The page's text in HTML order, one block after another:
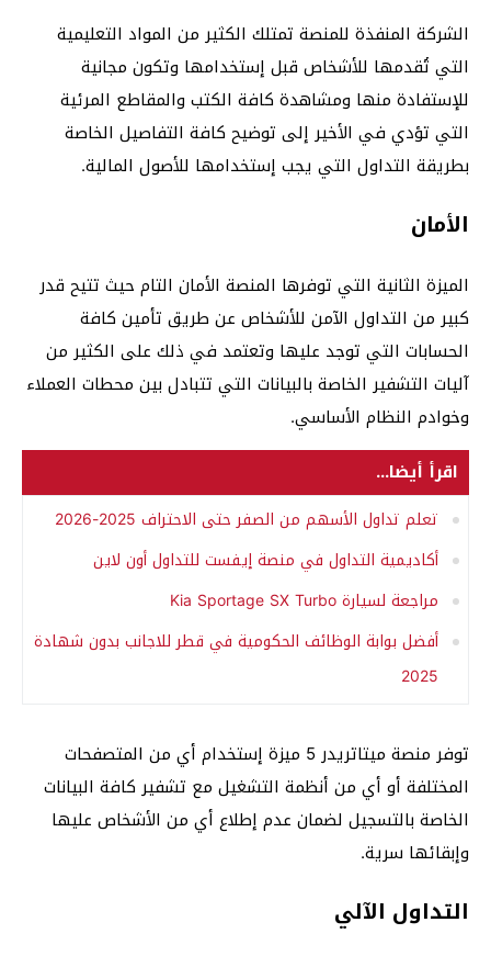
الشركة المنفذة للمنصة تمتلك الكثير من المواد التعليمية
التي تُقدمها للأشخاص قبل إستخدامها وتكون مجانية
للإستفادة منها ومشاهدة كافة الكتب والمقاطع المرئية
التي تؤدي في الأخير إلى توضيح كافة التفاصيل الخاصة
بطريقة التداول التي يجب إستخدامها للأصول المالية.
الأمان
الميزة الثانية التي توفرها المنصة الأمان التام حيث تتيح قدر
كبير من التداول الآمن للأشخاص عن طريق تأمين كافة
الحسابات التي توجد عليها وتعتمد في ذلك على الكثير من
آليات التشفير الخاصة بالبيانات التي تتبادل بين محطات العملاء
وخوادم النظام الأساسي.
اقرأ أيضا...
تعلم تداول الأسهم من الصفر حتى الاحتراف 2025-2026
أكاديمية التداول في منصة إيفست للتداول أون لاين
مراجعة لسيارة Kia Sportage SX Turbo
أفضل بوابة الوظائف الحكومية في قطر للاجانب بدون شهادة
2025
توفر منصة ميتاتريدر 5 ميزة إستخدام أي من المتصفحات
المختلفة أو أي من أنظمة التشغيل مع تشفير كافة البيانات
الخاصة بالتسجيل لضمان عدم إطلاع أي من الأشخاص عليها
وإبقائها سرية.
التداول الآلي